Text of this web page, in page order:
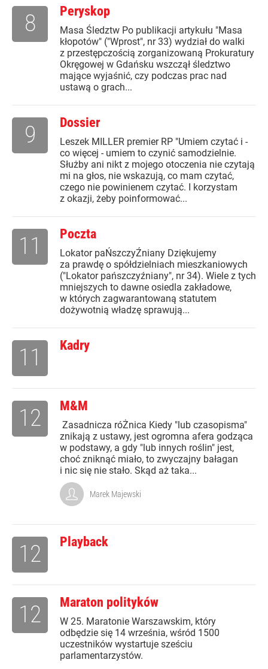
Peryskop
Masa Śledztw Po publikacji artykułu "Masa
kłopotów" ("Wprost", nr 33) wydział do walki
z przestępczością zorganizowaną Prokuratury
Okręgowej w Gdańsku wszczął śledztwo
mające wyjaśnić, czy podczas prac nad
ustawą o grach...
8
Dossier
Leszek MILLER premier RP "Umiem czytać i -
co więcej - umiem to czynić samodzielnie.
Służby ani nikt z mojego otoczenia nie czytają
mi na głos, nie wskazują, co mam czytać,
czego nie powinienem czytać. I korzystam
z okazji, żeby poinformować...
9
Poczta
Lokator paŃszczyŹniany Dziękujemy
za prawdę o spółdzielniach mieszkaniowych
("Lokator pańszczyźniany", nr 34). Wiele z tych
mniejszych to dawne osiedla zakładowe,
w których zagwarantowaną statutem
dożywotnią władzę sprawują...
11
Kadry
11
M&M
Zasadnicza róŻnica Kiedy "lub czasopisma"
znikają z ustawy, jest ogromna afera godząca
w podstawy, a gdy "lub innych roślin" jest,
choć zniknąć miało, to zwyczajny bałagan
i nic się nie stało. Skąd aż taka...
12
Marek Majewski
Playback
12
Maraton polityków
W 25. Maratonie Warszawskim, który
odbędzie się 14 września, wśród 1500
uczestników wystartuje sześciu
parlamentarzystów.
12